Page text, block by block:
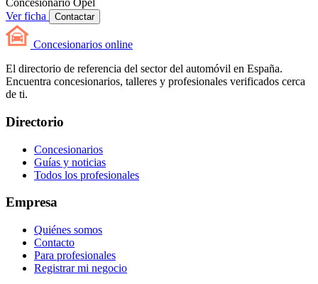
Concesionario Opel
Ver ficha
Contactar
Concesionarios online
El directorio de referencia del sector del automóvil en España.
Encuentra concesionarios, talleres y profesionales verificados cerca
de ti.
Directorio
Concesionarios
Guías y noticias
Todos los profesionales
Empresa
Quiénes somos
Contacto
Para profesionales
Registrar mi negocio